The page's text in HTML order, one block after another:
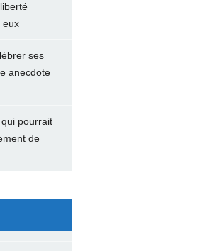
eux
ses
anecdote
pourrait
de